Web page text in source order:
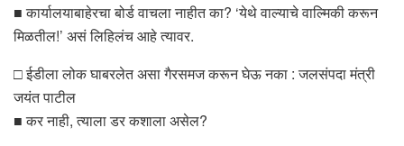
■ कार्यालयाबाहेरचा बोर्ड वाचला नाहीत का? ‘येथे वाल्याचे वाल्मिकी करून
मिळतील!’ असं लिहिलंच आहे त्यावर.
□ ईडीला लोक घाबरलेत असा गैरसमज करून घेऊ नका : जलसंपदा मंत्री
जयंत पाटील
■ कर नाही, त्याला डर कशाला असेल?